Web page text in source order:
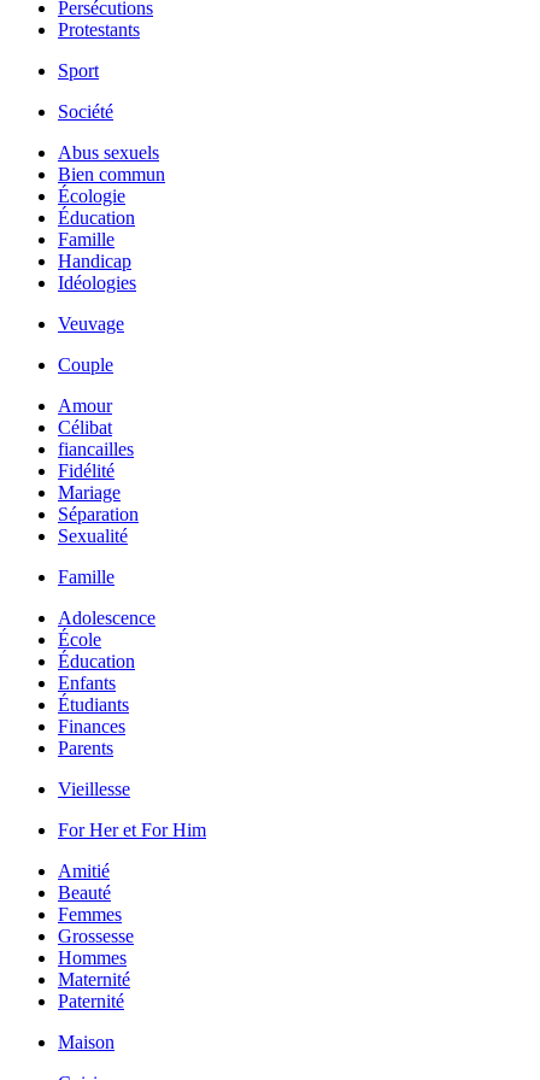
Persécutions
Protestants
Sport
Société
Abus sexuels
Bien commun
Écologie
Éducation
Famille
Handicap
Idéologies
Veuvage
Couple
Amour
Célibat
fiancailles
Fidélité
Mariage
Séparation
Sexualité
Famille
Adolescence
École
Éducation
Enfants
Étudiants
Finances
Parents
Vieillesse
For Her et For Him
Amitié
Beauté
Femmes
Grossesse
Hommes
Maternité
Paternité
Maison